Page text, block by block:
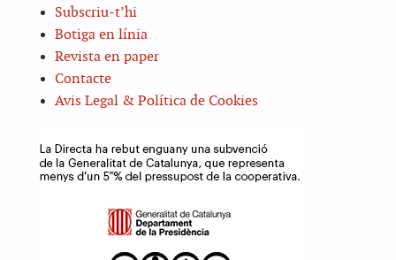
Subscriu-t’hi
Botiga en línia
Revista en paper
Contacte
Avis Legal & Política de Cookies